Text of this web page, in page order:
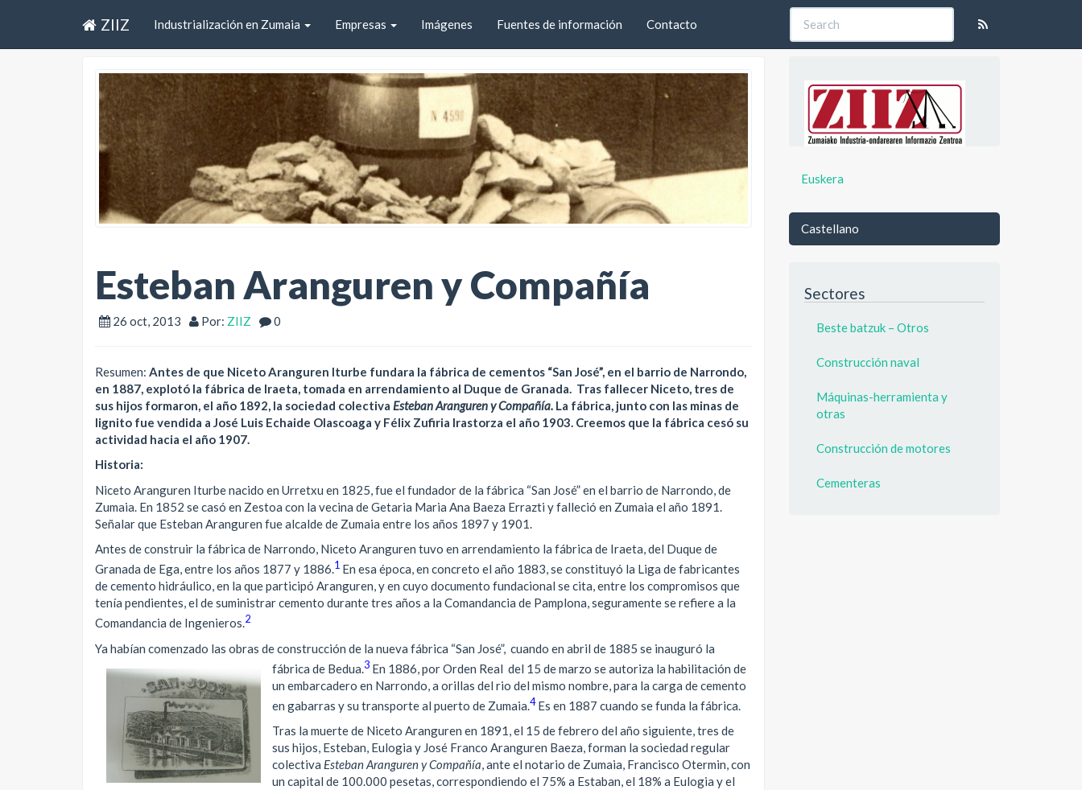
ZIIZ Industrialización en Zumaia Empresas Imágenes Fuentes de información Contacto
Esteban Aranguren y Compañía
26 oct, 2013 Por: ZIIZ 0
Resumen: Antes de que Niceto Aranguren Iturbe fundara la fábrica de cementos “San José”, en el barrio de Narrondo,
en 1887, explotó la fábrica de Iraeta, tomada en arrendamiento al Duque de Granada. Tras fallecer Niceto, tres de
sus hijos formaron, el año 1892, la sociedad colectiva Esteban Aranguren y Compañía. La fábrica, junto con las minas de
lignito fue vendida a José Luis Echaide Olascoaga y Félix Zufiria Irastorza el año 1903. Creemos que la fábrica cesó su
actividad hacia el año 1907.
Historia:
Niceto Aranguren Iturbe nacido en Urretxu en 1825, fue el fundador de la fábrica “San José” en el barrio de Narrondo, de
Zumaia. En 1852 se casó en Zestoa con la vecina de Getaria Maria Ana Baeza Errazti y falleció en Zumaia el año 1891.
Señalar que Esteban Aranguren fue alcalde de Zumaia entre los años 1897 y 1901.
Antes de construir la fábrica de Narrondo, Niceto Aranguren tuvo en arrendamiento la fábrica de Iraeta, del Duque de
Granada de Ega, entre los años 1877 y 1886.1 En esa época, en concreto el año 1883, se constituyó la Liga de fabricantes
de cemento hidráulico, en la que participó Aranguren, y en cuyo documento fundacional se cita, entre los compromisos que
tenía pendientes, el de suministrar cemento durante tres años a la Comandancia de Pamplona, seguramente se refiere a la
Comandancia de Ingenieros.2
Ya habían comenzado las obras de construcción de la nueva fábrica “San José”, cuando en abril de 1885 se inauguró la
fábrica de Bedua.3 En 1886, por Orden Real del 15 de marzo se autoriza la habilitación de
un embarcadero en Narrondo, a orillas del rio del mismo nombre, para la carga de cemento
en gabarras y su transporte al puerto de Zumaia.4Es en 1887 cuando se funda la fábrica.
Tras la muerte de Niceto Aranguren en 1891, el 15 de febrero del año siguiente, tres de
sus hijos, Esteban, Eulogia y José Franco Aranguren Baeza, forman la sociedad regular
colectiva Esteban Aranguren y Compañía, ante el notario de Zumaia, Francisco Otermin, con
un capital de 100.000 pesetas, correspondiendo el 75% a Estaban, el 18% a Eulogia y el
Euskera
Castellano
Sectores
Beste batzuk – Otros
Construcción naval
Máquinas-herramienta y
otras
Construcción de motores
Cementeras